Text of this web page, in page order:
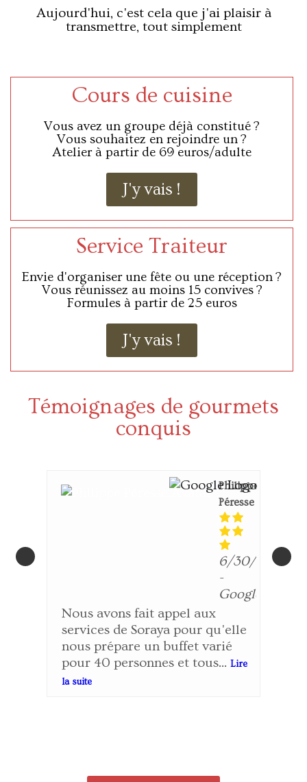
Aujourd'hui, c'est cela que j'ai plaisir à
transmettre, tout simplement
Cours de cuisine
Vous avez un groupe déjà constitué ?
Vous souhaitez en rejoindre un ?
Atelier à partir de 69 euros/adulte
J'y vais !
Service Traiteur
Envie d'organiser une fête ou une réception ?
Vous réunissez au moins 15 convives ?
Formules à partir de 25 euros
J'y vais !
Témoignages de gourmets
conquis
Philippe
Péresse
6/30/2025
-
Google
Nous avons fait appel aux
services de Soraya pour qu'elle
nous prépare un buffet varié
pour 40 personnes et tous... Lire
la suite